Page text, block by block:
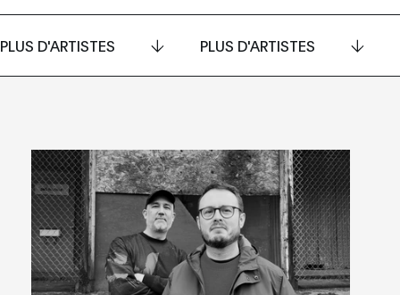
PLUS D'ARTISTES PLUS D'ARTISTES